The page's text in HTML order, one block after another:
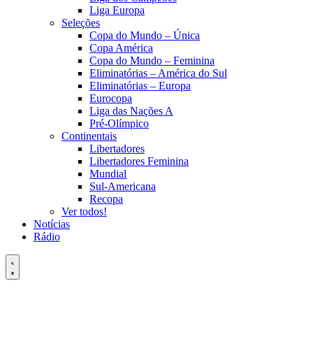
Liga Europa
Seleções
Copa do Mundo – Única
Copa América
Copa do Mundo – Feminina
Eliminatórias – América do Sul
Eliminatórias – Europa
Eurocopa
Liga das Nações A
Pré-Olímpico
Continentais
Libertadores
Libertadores Feminina
Mundial
Sul-Americana
Recopa
Ver todos!
Notícias
Rádio